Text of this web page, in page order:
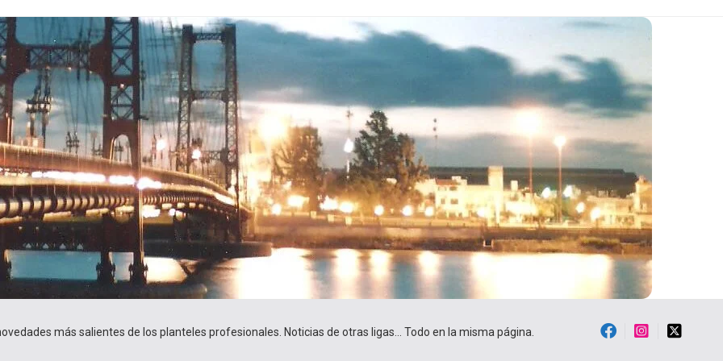
más salientes de los planteles profesionales. Noticias de otras ligas… Todo en la misma página.